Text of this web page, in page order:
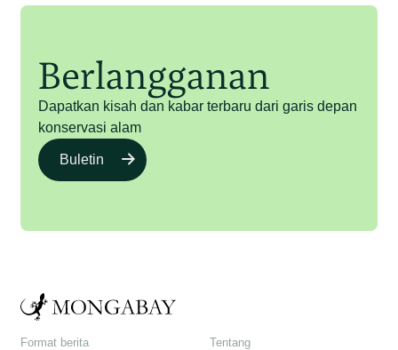
Berlangganan
Dapatkan kisah dan kabar terbaru dari garis depan
konservasi alam
Buletin
Format berita Tentang